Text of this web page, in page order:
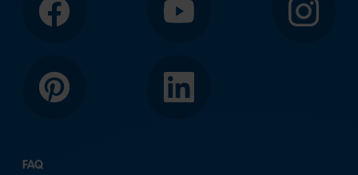
Facebook YouTube Instagram
Pinterest LinkedIn
FAQ